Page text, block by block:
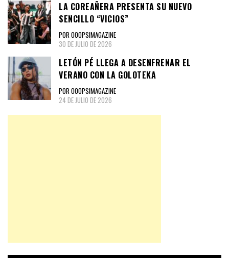
LA COREAÑERA PRESENTA SU NUEVO
SENCILLO “VICIOS”
POR OOOPS!MAGAZINE
30 DE JULIO DE 2026
LETÓN PÉ LLEGA A DESENFRENAR EL
VERANO CON LA GOLOTEKA
POR OOOPS!MAGAZINE
24 DE JULIO DE 2026